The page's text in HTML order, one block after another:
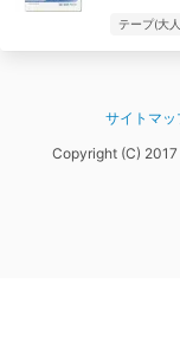
テープ(大
サイトマッ
Copyright (C) 2017